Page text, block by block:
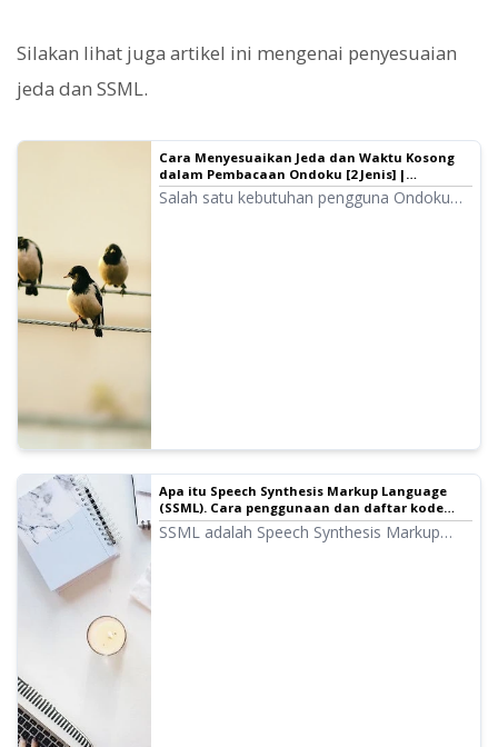
Silakan lihat juga artikel ini mengenai penyesuaian
jeda dan SSML.
Cara Menyesuaikan Jeda dan Waktu Kosong
dalam Pembacaan Ondoku [2 Jenis] |
Perangkat Lunak Pembaca Teks Ondoku
Salah satu kebutuhan pengguna Ondoku
Apa itu Speech Synthesis Markup Language
(SSML). Cara penggunaan dan daftar kode
utama pada perangkat lunak pembaca teks. |
Perangkat Lunak Pembaca Teks Ondoku
SSML adalah Speech Synthesis Markup